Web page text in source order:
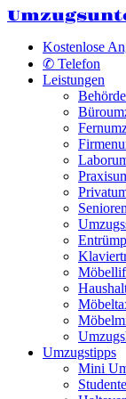
Kostenlose
✆ Telefon
Leistungen
Umzugstipps
Mini